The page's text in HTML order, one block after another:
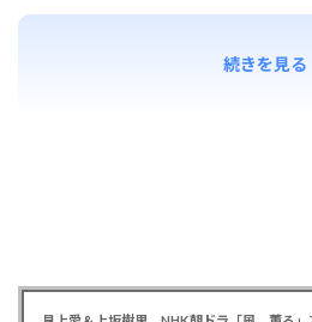
続きを見る